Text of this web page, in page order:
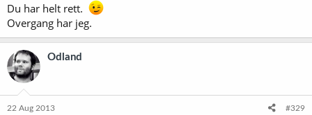
Du har helt rett.
Overgang har jeg.
Odland
22 Aug 2013 #329